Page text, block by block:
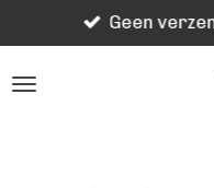
direct
naar
Geen